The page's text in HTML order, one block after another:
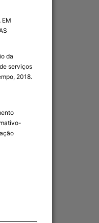
EM
da
serviços
2018.